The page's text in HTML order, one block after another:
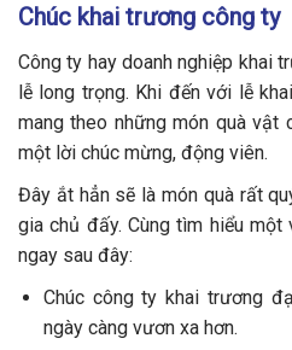
Chúc khai trương công ty
Công ty hay doanh nghiệp khai
lễ long trọng. Khi đến với lễ
mang theo những món quà vật
một lời chúc mừng, động viên.
Đây ắt hẳn sẽ là món quà rất
gia chủ đấy. Cùng tìm hiểu một
ngay sau đây:
Chúc công ty khai trương
ngày càng vươn xa hơn.